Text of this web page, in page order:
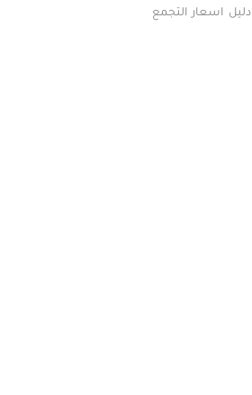
دليل اسعار التجمع